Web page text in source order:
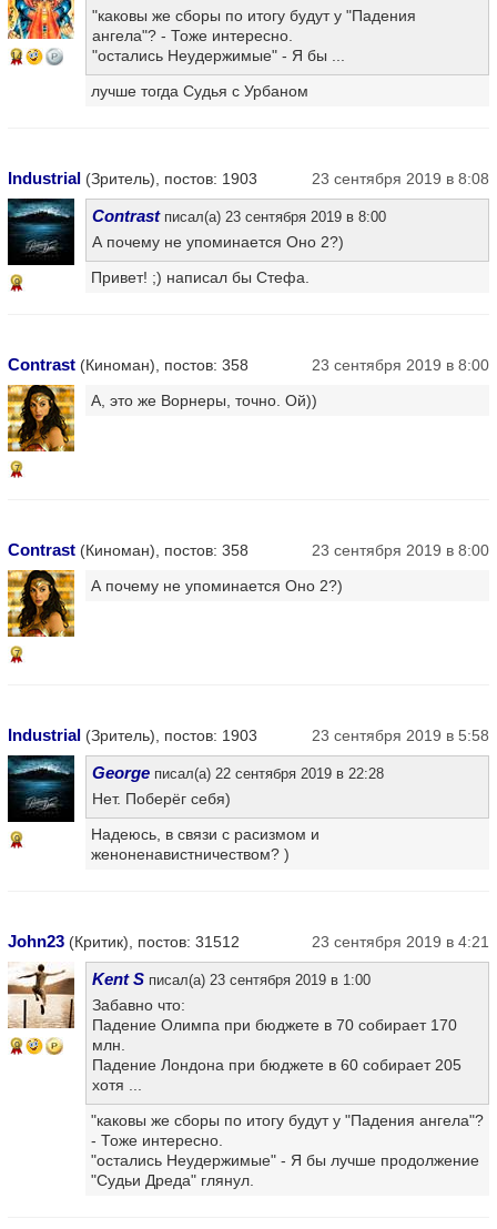
14
"каковы же сборы по итогу будут у "Падения
ангела"? - Тоже интересно.
"остались Неудержимые" - Я бы ...
лучше тогда Судья с Урбаном
Industrial (Зритель), постов: 1903 23 сентября 2019 в 8:08
9
Contrastписал(а) 23 сентября 2019 в 8:00
А почему не упоминается Оно 2?)
Привет! ;) написал бы Стефа.
Contrast (Киноман), постов: 358 23 сентября 2019 в 8:00
7
А, это же Ворнеры, точно. Ой))
Contrast (Киноман), постов: 358 23 сентября 2019 в 8:00
7
А почему не упоминается Оно 2?)
Industrial (Зритель), постов: 1903 23 сентября 2019 в 5:58
9
George писал(а) 22 сентября 2019 в 22:28
Нет. Поберёг себя)
Надеюсь, в связи с расизмом и
женоненавистничеством? )
John23 (Критик), постов: 31512 23 сентября 2019 в 4:21
9
Kent S писал(а) 23 сентября 2019 в 1:00
Забавно что:
Падение Олимпа при бюджете в 70 собирает 170
млн.
Падение Лондона при бюджете в 60 собирает 205
хотя ...
"каковы же сборы по итогу будут у "Падения ангела"?
- Тоже интересно.
"остались Неудержимые" - Я бы лучше продолжение
"Судьи Дреда" глянул.